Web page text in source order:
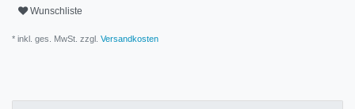
Wunschliste
* inkl. ges. MwSt. zzgl. Versandkosten